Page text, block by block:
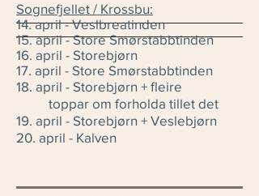
Sognefjellet / Krossbu:
14. april - Veslbreatinden
15. april - Store Smørstabbtinden
16. april - Storebjørn
17. april - Store Smørstabbtinden
18. april - Storebjørn + fleire
toppar om forholda tillet det
19. april - Storebjørn + Veslebjørn
20. april - Kalven